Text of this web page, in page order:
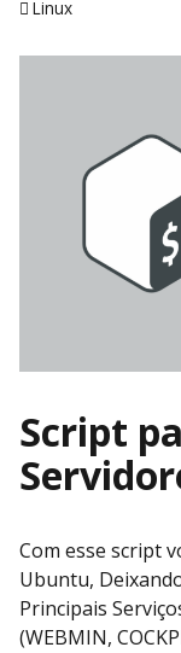
Linux
Script
Com esse script
Ubuntu,
Principais
(WEBMIN,